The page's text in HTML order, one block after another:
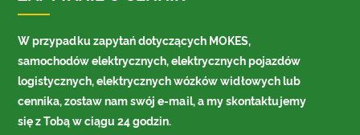
W przypadku zapytań dotyczących MOKES,
samochodów elektrycznych, elektrycznych pojazdów
logistycznych, elektrycznych wózków widłowych lub
cennika, zostaw nam swój e-mail, a my skontaktujemy
się z Tobą w ciągu 24 godzin.